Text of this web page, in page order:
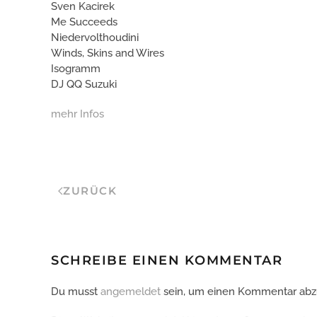
Sven Kacirek
Me Succeeds
Niedervolthoudini
Winds, Skins and Wires
Isogramm
DJ QQ Suzuki
mehr Infos
ZURÜCK
SCHREIBE EINEN KOMMENTAR
Du musst angemeldet sein, um einen Kommentar